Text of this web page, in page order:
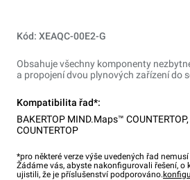
Kód: XEAQC-00E2-G
Obsahuje všechny komponenty
a propojení dvou plynových zařízení do
Kompatibilita řad*:
BAKERTOP MIND.Maps™ COUNTERTOP,
COUNTERTOP
*pro některé verze výše uvedených řad
Žádáme vás, abyste nakonfigurovali řešení, o
ujistili, že je příslušenství podporováno.